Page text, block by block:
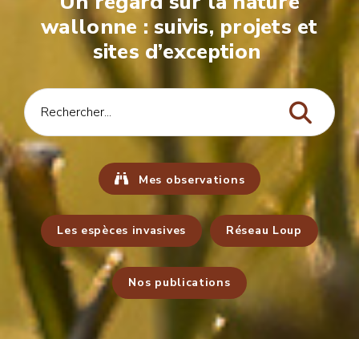
wallonne : suivis, projets et
sites d’exception
Mes observations
Les espèces invasives Réseau Loup
Nos publications